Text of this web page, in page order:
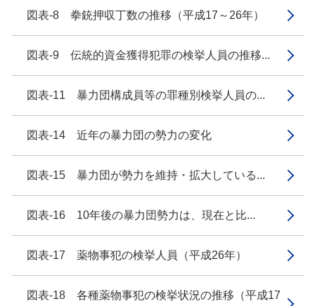
図表-8 拳銃押収丁数の推移（平成17～26年）
図表-9 伝統的資金獲得犯罪の検挙人員の推移...
図表-11 暴力団構成員等の罪種別検挙人員の...
図表-14 近年の暴力団の勢力の変化
図表-15 暴力団が勢力を維持・拡大している...
図表-16 10年後の暴力団勢力は、現在と比...
図表-17 薬物事犯の検挙人員（平成26年）
図表-18 各種薬物事犯の検挙状況の推移（平成17